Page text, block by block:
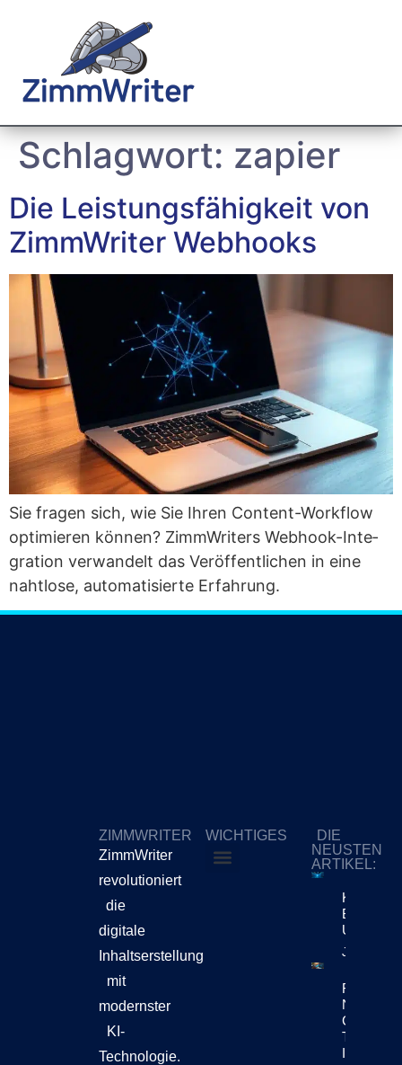
Schlagwort: zapier
Die Leistungsfähigkeit von
ZimmWriter Webhooks
Sie fra­gen sich, wie Sie Ihren Con­tent-Work­flow
opti­mie­ren kön­nen? Zimm­Wri­ters Web­hook-Inte­
gra­ti­on ver­wan­delt das Ver­öf­fent­li­chen in eine
naht­lo­se, auto­ma­ti­sier­te Erfahrung.
ZIMMWRITER
ZimmWriter
revolutioniert
die
digitale
Inhaltserstellung
mit
modernster
KI-
Technologie.
WICHTIGES
DIE
NEUSTEN
ARTIKEL:
KI-
Bewegt
Jetzt
Reuters
News
Chatbots
Teil Der